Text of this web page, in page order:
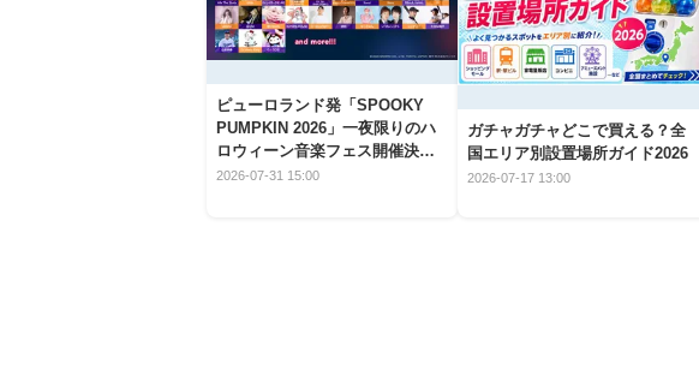
ピューロランド発「SPOOKY
PUMPKIN 2026」一夜限りのハ
ロウィーン音楽フェス開催決
定！
2026-07-31 15:00
ガチャガチャどこで買える？全
国エリア別設置場所ガイド2026
2026-07-17 13:00